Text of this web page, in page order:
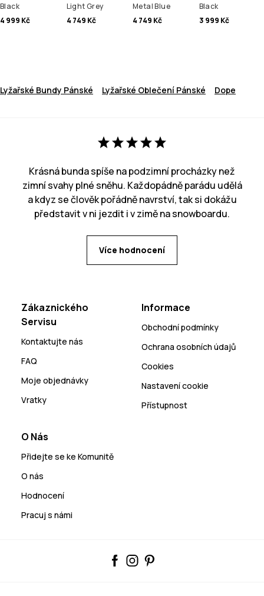
Black
4 999 Kč
Light Grey
4 749 Kč
Metal Blue
4 749 Kč
Black
3 999 Kč
Lyžařské Bundy Pánské Lyžařské Oblečení Pánské Dope
Krásná bunda spíše na podzimní procházky než
zimní svahy plné sněhu. Každopádně parádu udělá
a kdyz se člověk pořádně navrství, tak si dokážu
představit v ni jezdit i v zimě na snowboardu.
Více hodnocení
Zákaznického
Servisu
Kontaktujte nás
FAQ
Moje objednávky
Vratky
Informace
Obchodní podmínky
Ochrana osobních údajů
Cookies
Nastavení cookie
Přístupnost
O Nás
Přidejte se ke Komunitě
O nás
Hodnocení
Pracuj s námi